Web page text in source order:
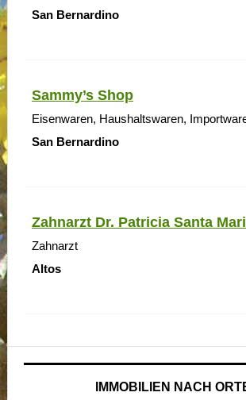
San Bernardino
Sammy’s Shop
Eisenwaren, Haushaltswaren,
San Bernardino
Zahnarzt Dr. Patricia Santa
Zahnarzt
Altos
IMMOBILIEN NACH